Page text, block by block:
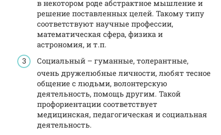
в некотором роде абстрактное мышление и
решение поставленных целей. Такому типу
соответствуют научные профессии,
математическая сфера, физика и
астрономия, и т.п.
Социальный – гуманные, толерантные,
очень дружелюбные личности, любят тесное
общение с людьми, волонтерскую
деятельность, помощь другим. Такой
профориентации соответствует
медицинская, педагогическая и социальная
деятельность.